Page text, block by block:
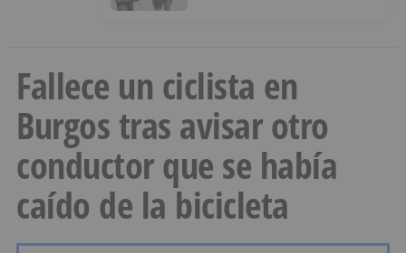
Fallece un ciclista en
Burgos tras avisar otro
conductor que se había
caído de la bicicleta